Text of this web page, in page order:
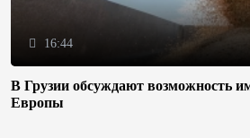
16:44
В Грузии обсуждают возможность
Европы